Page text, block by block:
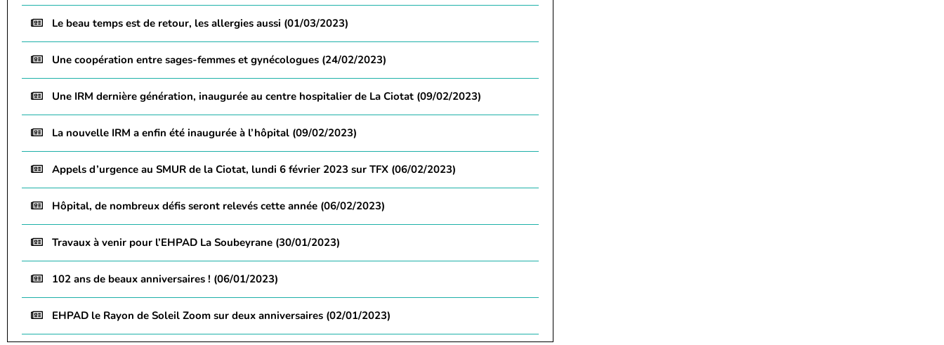
Le beau temps est de retour, les allergies aussi (01/03/2023)
Une coopération entre sages-femmes et gynécologues (24/02/2023)
Une IRM dernière génération, inaugurée au centre hospitalier de La Ciotat (09/02/2023)
La nouvelle IRM a enfin été inaugurée à l’hôpital (09/02/2023)
Appels d’urgence au SMUR de la Ciotat, lundi 6 février 2023 sur TFX (06/02/2023)
Hôpital, de nombreux défis seront relevés cette année (06/02/2023)
Travaux à venir pour l’EHPAD La Soubeyrane (30/01/2023)
102 ans de beaux anniversaires ! (06/01/2023)
EHPAD le Rayon de Soleil Zoom sur deux anniversaires (02/01/2023)